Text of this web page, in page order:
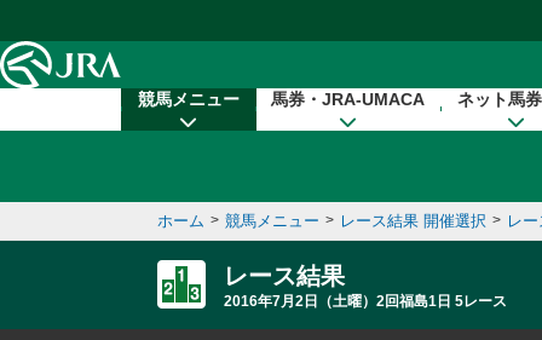
競馬メニュー 馬券・JRA-UMACA ネット馬
ホーム > 競馬メニュー > レース結果 開催選択 > レ
レース結果
2016年7月2日（土曜）2回福島1日 5レース